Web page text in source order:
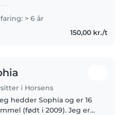
have been babysitting for
family and
agencies since I am a
> 6 år
150,00 kr./t
i Horsens
hedder Sophia og er 16
(født i 2009). Jeg er